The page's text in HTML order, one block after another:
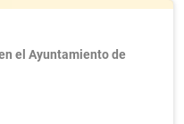
el Ayuntamiento de